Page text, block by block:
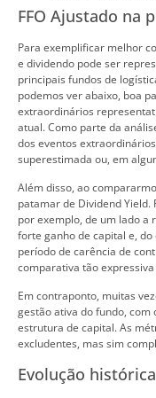
FFO Ajustado na
Para exemplificar melhor
e dividendo pode ser
principais fundos de
podemos ver abaixo, boa
extraordinários
atual. Como parte da
dos eventos
superestimada ou, em
Além disso, ao
patamar de Dividend Yield.
por exemplo, de um lado a
forte ganho de capital e,
período de carência de
comparativa tão
Em contraponto, muitas
gestão ativa do fundo,
estrutura de capital. As
excludentes, mas sim
Evolução histórica